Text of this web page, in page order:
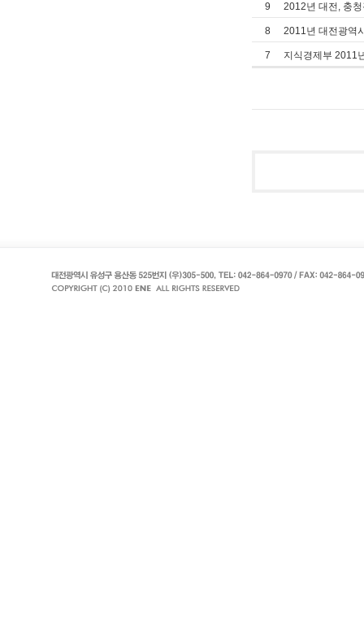
9 2012년 대전, 충
8 2011년 대전광역
7 지식경제부 2011